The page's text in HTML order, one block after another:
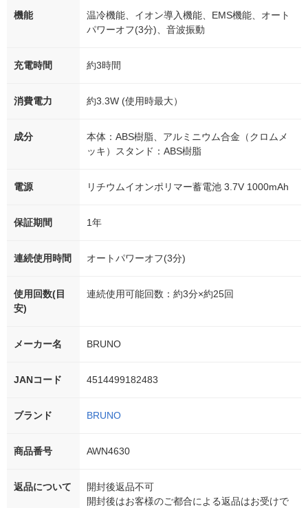
機能
温冷機能、イオン導入機能、EMS機能、オート
パワーオフ(3分)、音波振動
充電時間 約3時間
消費電力 約3.3W (使用時最大）
成分
本体：ABS樹脂、アルミニウム合金（クロムメ
ッキ）スタンド：ABS樹脂
電源 リチウムイオンポリマー蓄電池 3.7V 1000mAh
保証期間 1年
連続使用時間 オートパワーオフ(3分)
使用回数(目
安)
連続使用可能回数：約3分×約25回
メーカー名 BRUNO
JANコード 4514499182483
ブランド BRUNO
商品番号 AWN4630
返品について
開封後返品不可
開封後はお客様のご都合による返品はお受けで